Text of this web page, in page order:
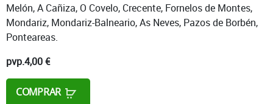
Melón, A Cañiza, O Covelo, Crecente, Fornelos de Montes,
Mondariz, Mondariz-Balneario, As Neves, Pazos de Borbén,
Ponteareas.
pvp.4,00 €
COMPRAR